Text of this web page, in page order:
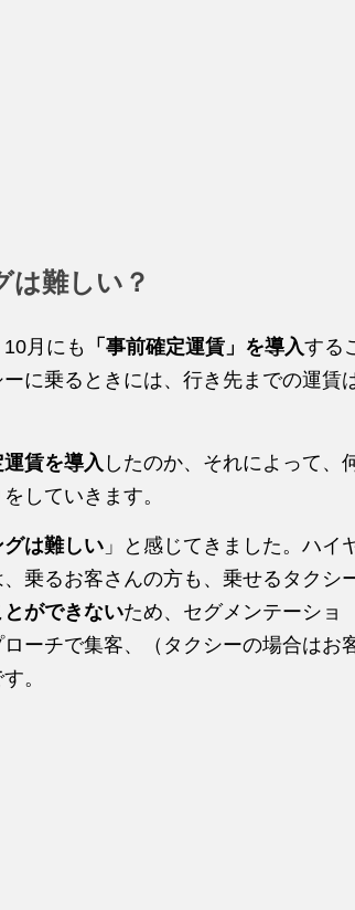
は難しい？
月にも 「事前確定運賃」を導入する
に乗るときには、行き先までの運賃
賃を導入 したのか、それによって、
していきます。
は難しい 」と感じてきました。ハイ
乗るお客さんの方も、乗せるタクシ
ができないため、セグメンテーショ
ーチで集客、（タクシーの場合はお
。